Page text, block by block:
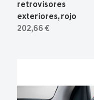
retrovisores
exteriores, rojo
202,66 €